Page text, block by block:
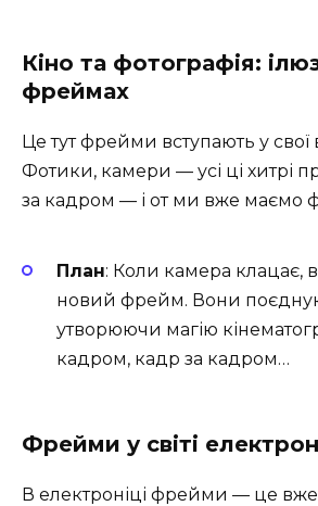
Кіно та фотографія:
фреймах
Це тут фрейми вступають у свої
Фотики, камери — усі ці хитрі
за кадром — і от ми вже маємо
План: Коли камера клацає,
новий фрейм. Вони
утворюючи магію
кадром, кадр за кадром…
Фрейми у світі
В електроніці фрейми — це вже